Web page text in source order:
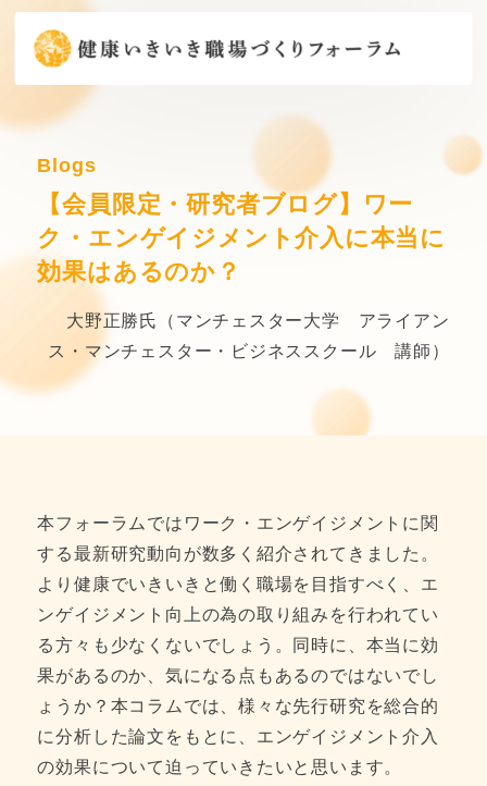
Blogs
【会員限定・研究者ブログ】ワー
ク・エンゲイジメント介入に本当に
効果はあるのか？
大野正勝氏（マンチェスター大学 アライアン
ス・マンチェスター・ビジネススクール 講師）
本フォーラムではワーク・エンゲイジメントに関
する最新研究動向が数多く紹介されてきました。
より健康でいきいきと働く職場を目指すべく、エ
ンゲイジメント向上の為の取り組みを行われてい
る方々も少なくないでしょう。同時に、本当に効
果があるのか、気になる点もあるのではないでし
ょうか？本コラムでは、様々な先行研究を総合的
に分析した論文をもとに、エンゲイジメント介入
の効果について迫っていきたいと思います。